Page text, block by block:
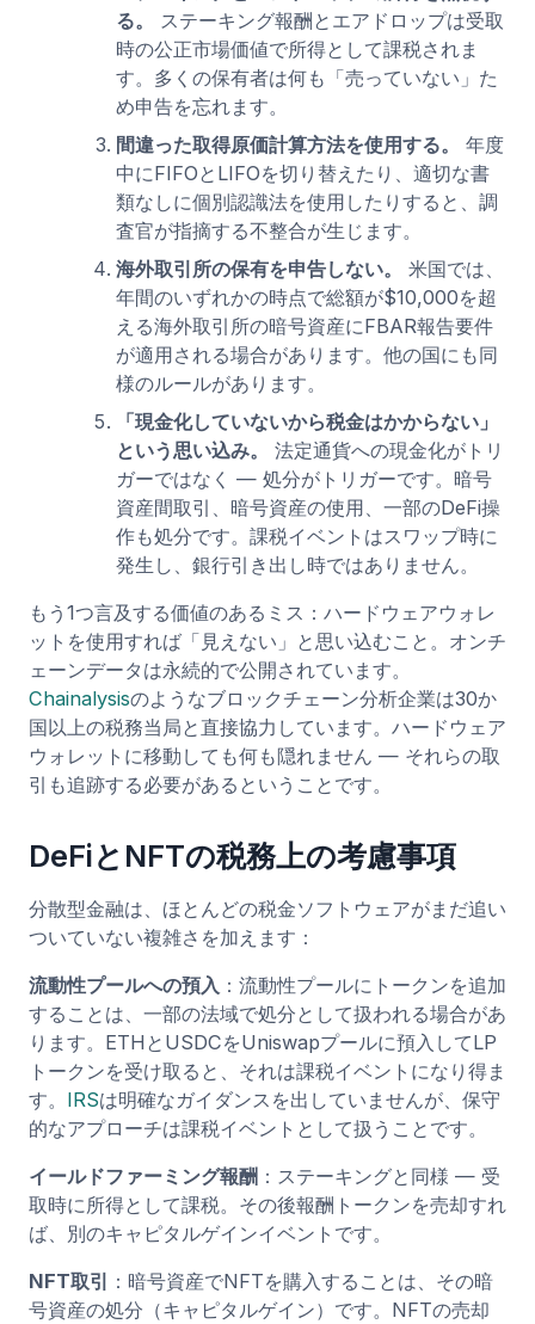
る。
ステーキング報酬とエアドロップは受取
時の公正市場価値で所得として課税されま
す。多くの保有者は何も「売っていない」た
め申告を忘れます。
間違った取得原価計算方法を使用する。
年度
中にFIFOとLIFOを切り替えたり、適切な書
類なしに個別認識法を使用したりすると、調
査官が指摘する不整合が生じます。
海外取引所の保有を申告しない。
米国では、
年間のいずれかの時点で総額が$10,000を超
える海外取引所の暗号資産にFBAR報告要件
が適用される場合があります。他の国にも同
様のルールがあります。
「現金化していないから税金はかからない」
という思い込み。
法定通貨への現金化がトリ
ガーではなく — 処分がトリガーです。暗号
資産間取引、暗号資産の使用、一部のDeFi操
作も処分です。課税イベントはスワップ時に
発生し、銀行引き出し時ではありません。
もう1つ言及する価値のあるミス：ハードウェアウォレ
ットを使用すれば「見えない」と思い込むこと。オンチ
ェーンデータは永続的で公開されています。
Chainalysisのようなブロックチェーン分析企業は30か
国以上の税務当局と直接協力しています。ハードウェア
ウォレットに移動しても何も隠れません — それらの取
引も追跡する必要があるということです。
DeFiとNFTの税務上の考慮事項
分散型金融は、ほとんどの税金ソフトウェアがまだ追い
ついていない複雑さを加えます：
流動性プールへの預入 ：流動性プールにトークンを追加
することは、一部の法域で処分として扱われる場合があ
ります。ETHとUSDCをUniswapプールに預入してLP
トークンを受け取ると、それは課税イベントになり得ま
す。 IRSは明確なガイダンスを出していませんが、保守
的なアプローチは課税イベントとして扱うことです。
イールドファーミング報酬 ：ステーキングと同様 — 受
取時に所得として課税。その後報酬トークンを売却すれ
ば、別のキャピタルゲインイベントです。
NFT取引
：暗号資産でNFTを購入することは、その暗
号資産の処分（キャピタルゲイン）です。NFTの売却